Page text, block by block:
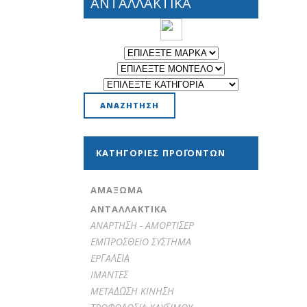
ΚΑΤΗΓΟΡΊΕΣ ΠΡΟΪΌΝΤΩΝ
ΑΜΆΞΩΜΑ
ΑΝΤΑΛΛΑΚΤΙΚΑ
ANAPTHΣH - AMOPTIΣEP
EMΠPOΣΘEIO ΣYΣTHMA
EPΓAΛΕΙΑ
IMANTEΣ
METAΔΩΣH KINHΣH